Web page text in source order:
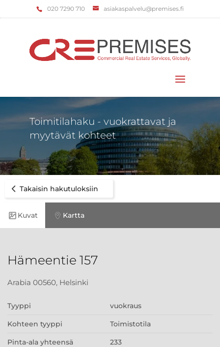
‌020 7290 710 asiakaspalvelu@premises.fi
Toimitilahaku - vuokrattavat ja
myytävät kohteet
Takaisin hakutuloksiin
Kuvat Kartta
Hämeentie 157
Arabia 00560, Helsinki
Tyyppi vuokraus
Kohteen tyyppi Toimistotila
Pinta-ala yhteensä 233